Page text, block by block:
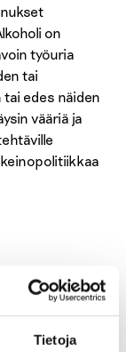
Tietoja
on
työuria
tai
edes näiden
vääriä ja
Sari